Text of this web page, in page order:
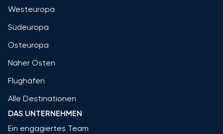
Westeuropa
Südeuropa
Osteuropa
Naher Osten
Flughäfen
Alle Destinationen
DAS UNTERNEHMEN
Ein engagiertes Team